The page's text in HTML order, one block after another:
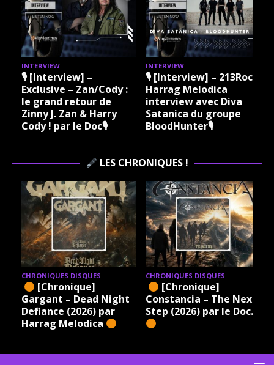
INTERVIEW
🎙 [Interview] –
Exclusive – Zan/Cody :
le grand retour de
Zinny J. Zan & Harry
Cody ! par le Doc🎙
INTERVIEW
🎙 [Interview] – 213Rock
Harrag Melodica
interview avec Diva
Satanica du groupe
BloodHunter🎙
LES CHRONIQUES !
CHRONIQUES DISQUES
[Chronique]
Gargant – Dead Night
Defiance (2026) par
Harrag Melodica
CHRONIQUES DISQUES
[Chronique]
Constancia – The Next
Step (2026) par le Doc.